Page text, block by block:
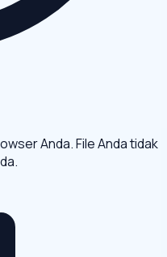
Anda. File Anda tidak